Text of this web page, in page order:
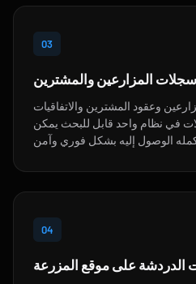
03
سجلات المزارعين والمشترين
وعقود المشترين والاتفاقيات
في نظام واحد قابل للبحث يمكن
04
الدردشة على موقع المزرعة